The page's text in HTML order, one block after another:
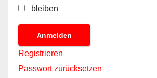
bleiben
Anmelden
Registrieren
Passwort zurücksetzen